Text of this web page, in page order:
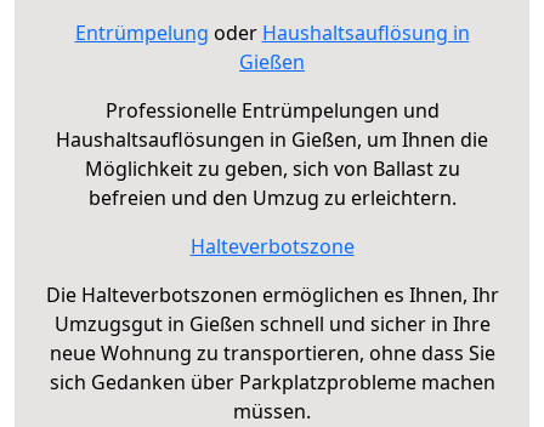
Entrümpelung oder Haushaltsauflösung in
Gießen
Professionelle Entrümpelungen und
Haushaltsauflösungen in Gießen, um Ihnen die
Möglichkeit zu geben, sich von Ballast zu
befreien und den Umzug zu erleichtern.
Halteverbotszone
Die Halteverbotszonen ermöglichen es Ihnen, Ihr
Umzugsgut in Gießen schnell und sicher in Ihre
neue Wohnung zu transportieren, ohne dass Sie
sich Gedanken über Parkplatzprobleme machen
müssen.